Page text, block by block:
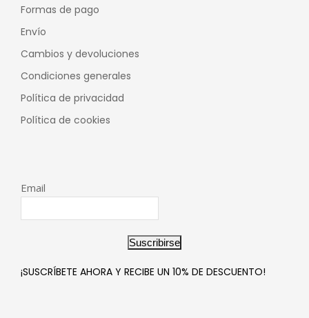
Formas de pago
Envío
Cambios y devoluciones
Condiciones generales
Política de privacidad
Política de cookies
Email
Suscribirse
¡SUSCRÍBETE AHORA Y RECIBE UN 10% DE DESCUENTO!